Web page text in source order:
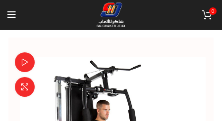
0
Click to enlarge